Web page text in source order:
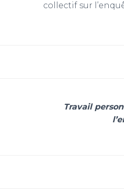
collectif sur
Travail